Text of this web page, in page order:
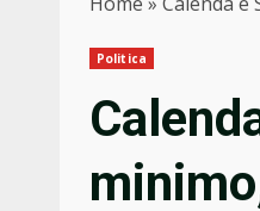
Politica